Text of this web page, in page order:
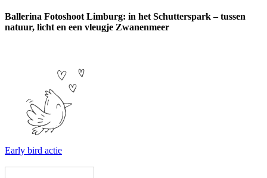
Ballerina Fotoshoot Limburg: in het Schutterspark – tussen
natuur, licht en een vleugje Zwanenmeer
Early bird actie